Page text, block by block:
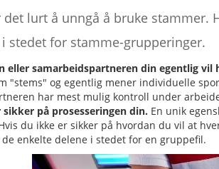
lurt å unngå å bruke stammer.
stedet for stamme-grupperinger.
eller samarbeidspartneren din egentlig vil
"stems" og egentlig mener individuelle
har mest mulig kontroll under
på prosesseringen din. En unik
du ikke er sikker på hvordan du vil at
enkelte delene i stedet for en gruppefil.